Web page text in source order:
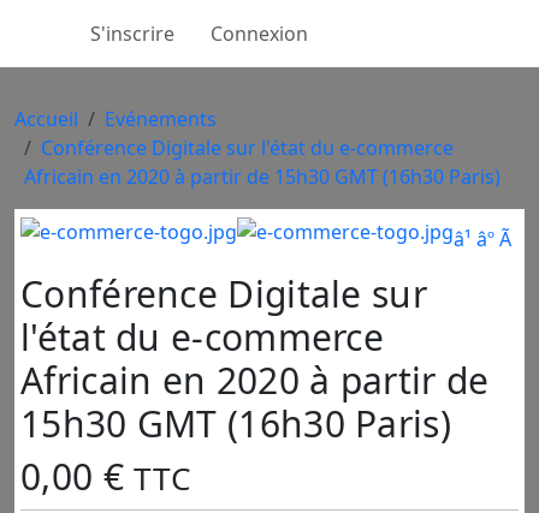
S'inscrire Connexion
Accueil
Evénements
Conférence Digitale sur l'état du e-commerce
Africain en 2020 à partir de 15h30 GMT (16h30 Paris)
â¹ âºÃ
Conférence Digitale sur
l'état du e-commerce
Africain en 2020 à partir de
15h30 GMT (16h30 Paris)
0,00 €TTC